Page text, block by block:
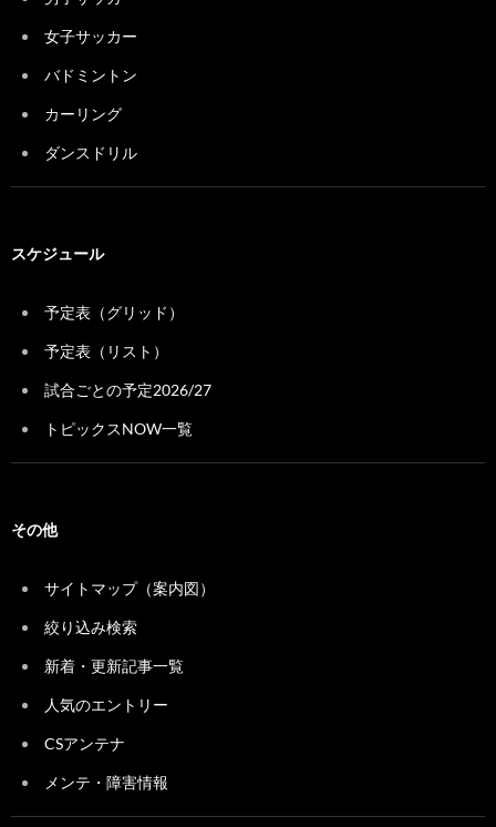
女子サッカー
バドミントン
カーリング
ダンスドリル
スケジュール
予定表（グリッド）
予定表（リスト）
試合ごとの予定2026/27
トピックスNOW一覧
その他
サイトマップ（案内図）
絞り込み検索
新着・更新記事一覧
人気のエントリー
CSアンテナ
メンテ・障害情報